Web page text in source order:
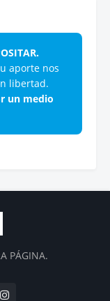
aporte nos
libertad.
un medio
PÁGINA.